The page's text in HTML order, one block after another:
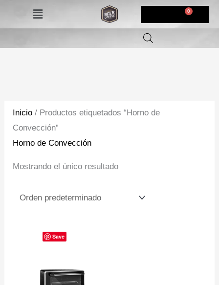
Menú
Inicio / Productos etiquetados “Horno de
Convección”
Horno de Convección
Mostrando el único resultado
Save